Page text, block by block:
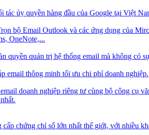
tác ủy quyền hàng đầu của Google tại Việt
bộ Email Outlook và các ứng dụng của
OneNote,...
quyền quản trị hệ thống email mà không có
email thông minh tối ưu chi phí doanh nghiệp.
doanh nghiệp riêng tư cùng bộ công cụ
cấp chứng chỉ số lớn nhất thế giới, với nhiều